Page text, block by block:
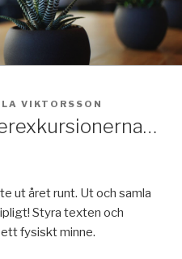
VIKTORSSON
ut året runt. Ut och samla
Styra texten och
fysiskt minne.